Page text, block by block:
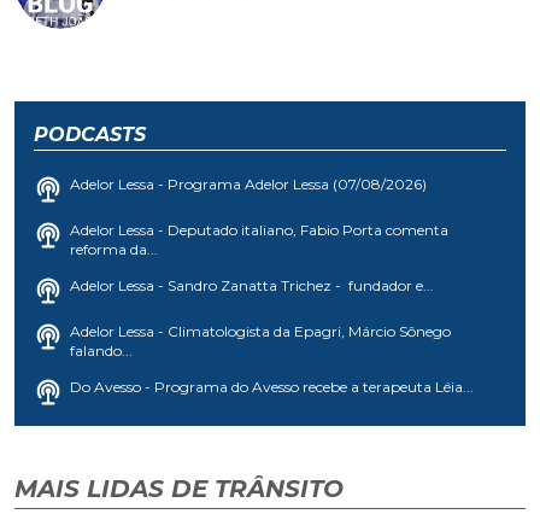
PODCASTS
Adelor Lessa - Programa Adelor Lessa (07/08/2026)
Adelor Lessa - Deputado italiano, Fabio Porta comenta
reforma da...
Adelor Lessa - Sandro Zanatta Trichez - fundador e...
Adelor Lessa - Climatologista da Epagri, Márcio Sônego
falando...
Do Avesso - Programa do Avesso recebe a terapeuta Léia...
MAIS LIDAS DE TRÂNSITO